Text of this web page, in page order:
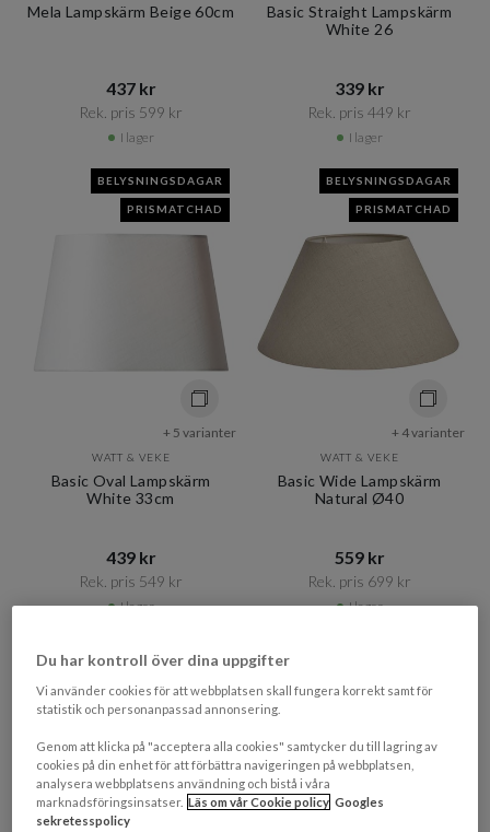
Mela Lampskärm Beige 60cm
437 kr​​
Rek. pris 599 kr​​
I lager
Basic Straight Lampskärm
White 26
339 kr​​
Rek. pris 449 kr​​
I lager
BELYSNINGSDAGAR
PRISMATCHAD
+ 5 varianter
WATT & VEKE
Basic Oval Lampskärm
White 33cm
439 kr​​
Rek. pris 549 kr​​
I lager
BELYSNINGSDAGAR
PRISMATCHAD
+ 4 varianter
WATT & VEKE
Basic Wide Lampskärm
Natural Ø40
559 kr​​
Rek. pris 699 kr​​
I lager
Du har kontroll över dina uppgifter
Vi använder cookies för att webbplatsen skall fungera korrekt samt för
statistik och personanpassad annonsering.
Genom att klicka på "acceptera alla cookies" samtycker du till lagring av
cookies på din enhet för att förbättra navigeringen på webbplatsen,
analysera webbplatsens användning och bistå i våra
marknadsföringsinsatser. Läs om vår Cookie policy Googles
sekretesspolicy